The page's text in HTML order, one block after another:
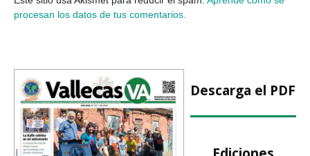
procesan los datos de tus comentarios.
Descarga el PDF